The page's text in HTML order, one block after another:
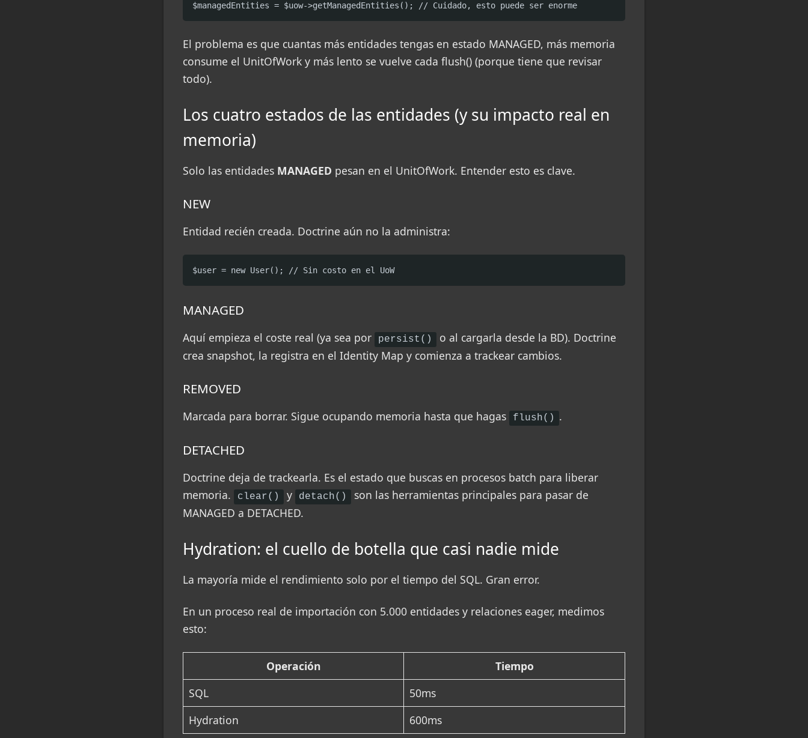
$managedEntities = $uow->getManagedEntities(); // Cuidado, esto puede ser enorme
El problema es que cuantas más entidades tengas en estado MANAGED, más memoria
consume el UnitOfWork y más lento se vuelve cada flush() (porque tiene que revisar
todo).
Los cuatro estados de las entidades (y su impacto real en
memoria)
Solo las entidades MANAGED pesan en el UnitOfWork. Entender esto es clave.
NEW
Entidad recién creada. Doctrine aún no la administra:
$user = new User(); // Sin costo en el UoW
MANAGED
Aquí empieza el coste real (ya sea por persist()
o al cargarla desde la BD). Doctrine
crea snapshot, la registra en el Identity Map y comienza a trackear cambios.
REMOVED
Marcada para borrar. Sigue ocupando memoria hasta que hagas flush() .
DETACHED
Doctrine deja de trackearla. Es el estado que buscas en procesos batch para liberar
memoria.
clear() y detach()
son las herramientas principales para pasar de
MANAGED a DETACHED.
Hydration: el cuello de botella que casi nadie mide
La mayoría mide el rendimiento solo por el tiempo del SQL. Gran error.
En un proceso real de importación con 5.000 entidades y relaciones eager, medimos
esto:
Operación
Tiempo
SQL
50ms
Hydration
600ms